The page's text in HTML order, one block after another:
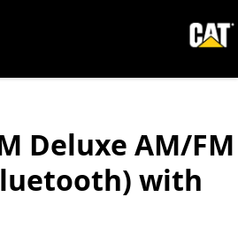
Deluxe AM/FM
with